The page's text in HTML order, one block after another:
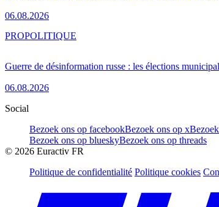
06.08.2026
Guerre de désinformation russe : les élections
06.08.2026
PROPOLITIQUE
Social
Bezoek ons op facebookBezoek ons op x
Bezoek ons op blueskyBezoek ons op threads
© 2026 Euractiv FR
Politique de confidentialité Politique cookies